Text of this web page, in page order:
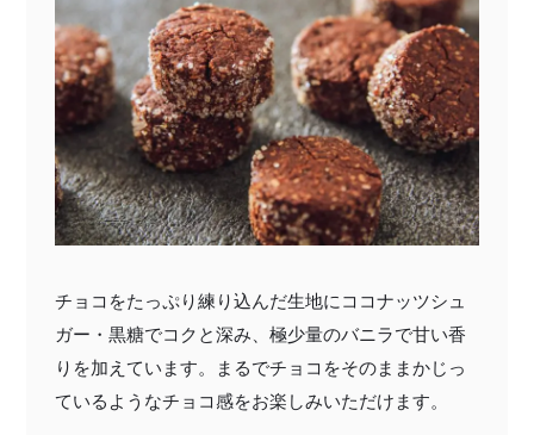
チョコをたっぷり練り込んだ生地にココナッツシュ
ガー・黒糖でコクと深み、極少量のバニラで甘い香
りを加えています。まるでチョコをそのままかじっ
ているようなチョコ感をお楽しみいただけます。